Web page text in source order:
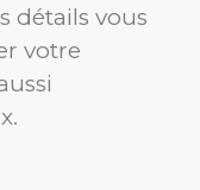
détails vous
votre